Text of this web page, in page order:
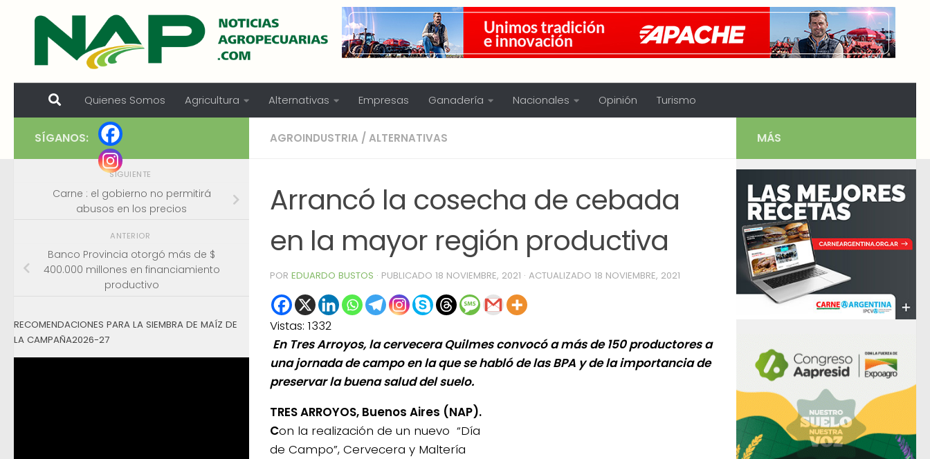
Skip to content
Quienes Somos Agricultura Alternativas Empresas Ganadería Nacionales Opinión Turismo
AGROINDUSTRIA / ALTERNATIVAS
Arrancó la cosecha de cebada
en la mayor región productiva
POR EDUARDO BUSTOS · PUBLICADO 18 NOVIEMBRE, 2021 · ACTUALIZADO 18 NOVIEMBRE, 2021
Vistas: 1332
En Tres Arroyos, la cervecera Quilmes convocó a más de 150 productores a
una jornada de campo en la que se habló de las BPA y de la importancia de
preservar la buena salud del suelo.
TRES ARROYOS, Buenos Aires (NAP).
Con la realización de un nuevo “Día
de Campo”, Cervecera y Maltería
SÍGANOS:
SIGUIENTE
Carne : el gobierno no permitirá
abusos en los precios
ANTERIOR
Banco Provincia otorgó más de $
400.000 millones en financiamiento
productivo
RECOMENDACIONES PARA LA SIEMBRA DE MAÍZ DE
LA CAMPAÑA2026-27
MÁS